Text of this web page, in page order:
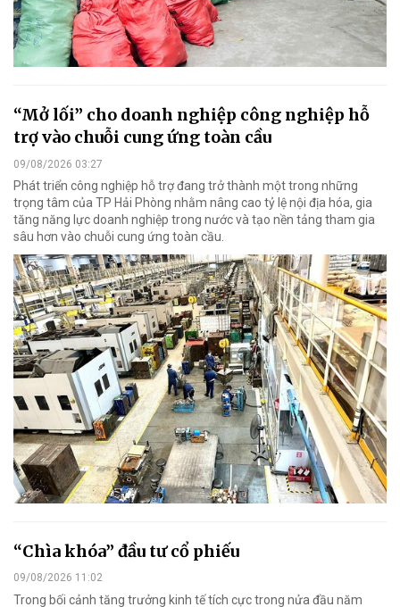
“Mở lối” cho doanh nghiệp công nghiệp hỗ
trợ vào chuỗi cung ứng toàn cầu
09/08/2026 03:27
Phát triển công nghiệp hỗ trợ đang trở thành một trong những
trọng tâm của TP Hải Phòng nhằm nâng cao tỷ lệ nội địa hóa, gia
tăng năng lực doanh nghiệp trong nước và tạo nền tảng tham gia
sâu hơn vào chuỗi cung ứng toàn cầu.
“Chìa khóa” đầu tư cổ phiếu
09/08/2026 11:02
Trong bối cảnh tăng trưởng kinh tế tích cực trong nửa đầu năm